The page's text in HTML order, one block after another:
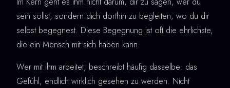
sein sollst, sondern dich dorthin zu begleiten, wo du dir
selbst begegnest. Diese Begegnung ist oft die ehrlichste,
die ein Mensch mit sich haben kann.
Wer mit ihm arbeitet, beschreibt häufig dasselbe: das
Gefühl, endlich wirklich gesehen zu werden. Nicht